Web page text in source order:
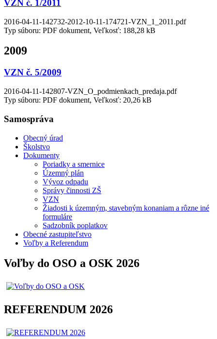
VZN č. 1/2011
2016-04-11-142732-2012-10-11-174721-VZN_1_2011.pdf
Typ súboru: PDF dokument, Veľkosť: 188,28 kB
2009
VZN č. 5/2009
2016-04-11-142807-VZN_O_podmienkach_predaja.pdf
Typ súboru: PDF dokument, Veľkosť: 20,26 kB
Samospráva
Obecný úrad
Školstvo
Dokumenty
Poriadky a smernice
Územný plán
Vývoz odpadu
Správy činnosti ZŠ
VZN
Žiadosti k územným, stavebným konaniam a rôzne iné
formuláre
Sadzobník poplatkov
Obecné zastupiteľstvo
Voľby a Referendum
Voľby do OSO a OSK 2026
REFERENDUM 2026